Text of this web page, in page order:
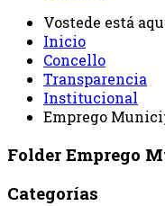
Vostede está
Inicio
Concello
Transparencia
Institucional
Emprego
Folder Emprego
Categorías